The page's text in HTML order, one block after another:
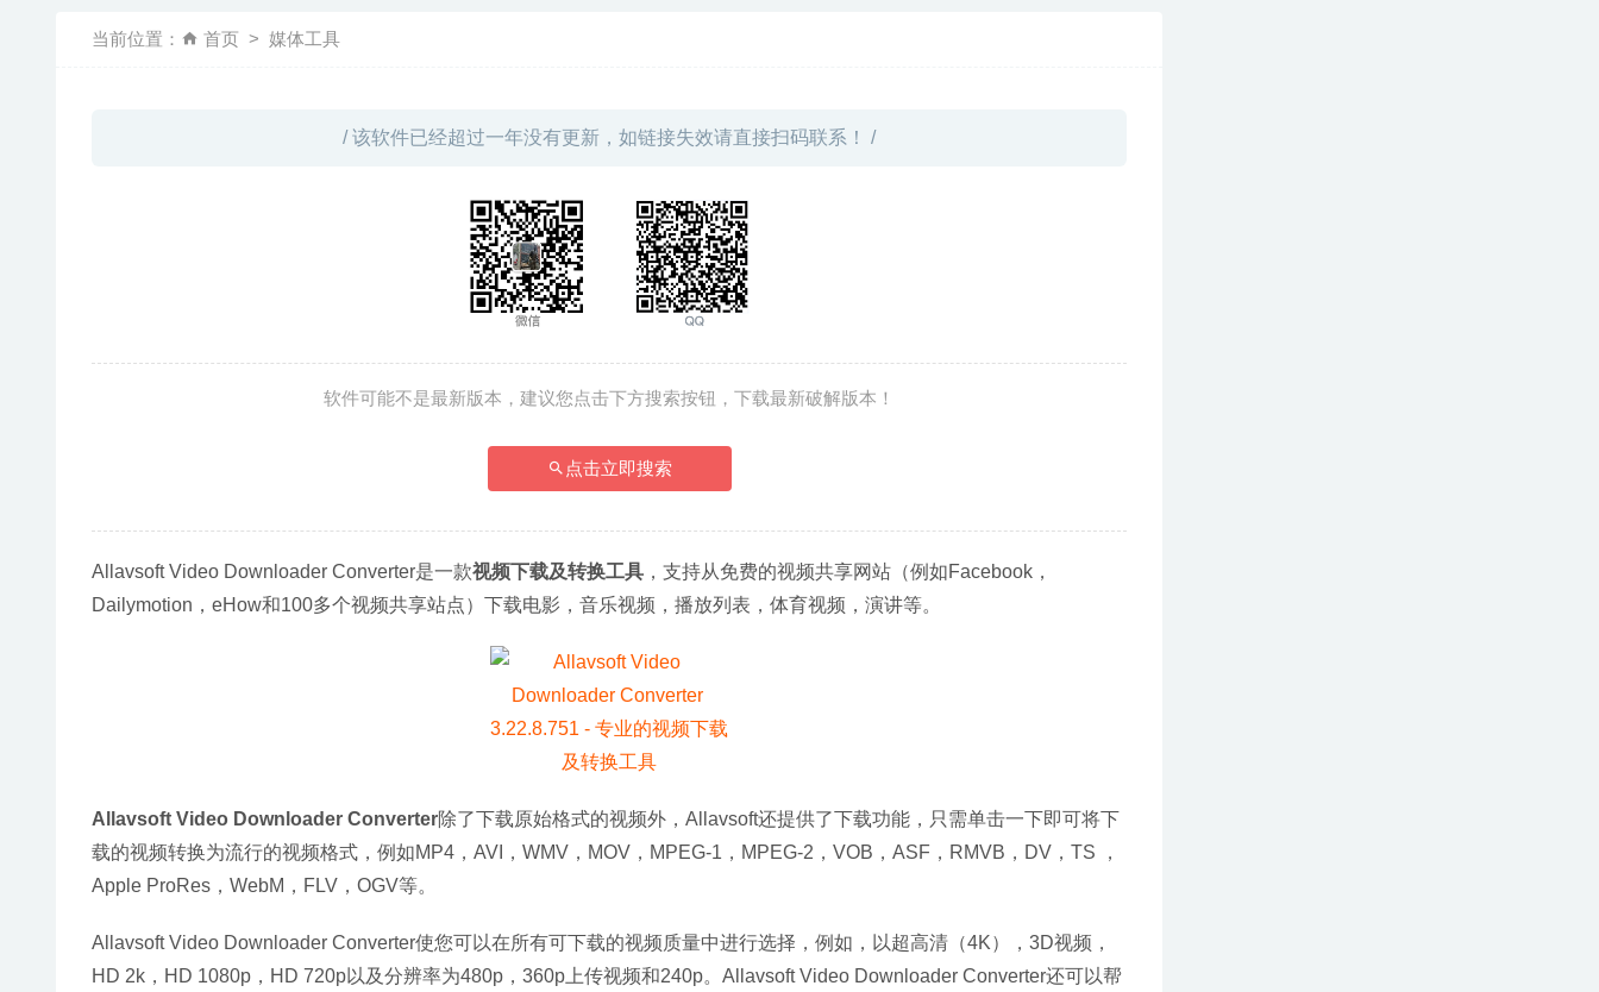
当前位置： 首页 媒体工具
/ 该软件已经超过一年没有更新，如链接失效请直接扫码联系！ /
软件可能不是最新版本，建议您点击下方搜索按钮，下载最新破解版本！
点击立即搜索
Allavsoft Video Downloader Converter是一款视频下载及转换工具 ，支持从免费的视频共享网站（例如Facebook，
Dailymotion，eHow和100多个视频共享站点）下载电影，音乐视频，播放列表，体育视频，演讲等。
Allavsoft Video Downloader Converter除了下载原始格式的视频外，Allavsoft还提供了下载功能，只需单击一下即可将下
载的视频转换为流行的视频格式，例如MP4，AVI，WMV，MOV，MPEG-1，MPEG-2，VOB，ASF，RMVB，DV，TS ，
Apple ProRes，WebM，FLV，OGV等。
Allavsoft Video Downloader Converter使您可以在所有可下载的视频质量中进行选择，例如，以超高清（4K），3D视频，
HD 2k，HD 1080p，HD 720p以及分辨率为480p，360p上传视频和240p。Allavsoft Video Downloader Converter还可以帮